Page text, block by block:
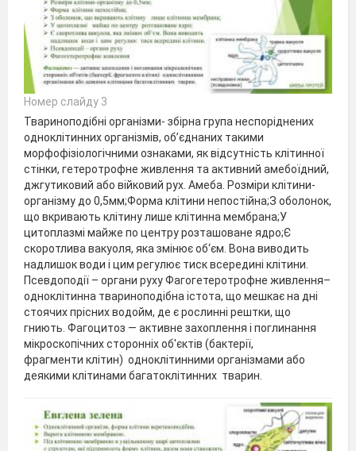
Номер слайду 3
Твариноподібні організми- збірна група неспоріднених
одноклітинних організмів, об’єднаних такими
морфофізіологічними ознаками, як відсутність клітинної
стінки, гетеротрофне живлення та активний амебоїдний,
джгутиковий або війковий рух. Амеба. Розміри клітини-
організму до 0,5мм;Форма клітини непостійна;З оболонок,
що вкривають клітину лише клітинна мембрана;У
цитоплазмі майже по центру розташоване ядро;Є
скоротлива вакуоля, яка змінює об‘єм. Вона виводить
надлишок води і цим регулює тиск всередині клітини.
Псевдоподії – органи руху Фагогетеротрофне живлення–
одноклітинна твариноподібна істота, що мешкає на дні
стоячих прісних водойм, де є рослинні рештки, що
гниють. Фагоцитоз — активне захоплення і поглинання
мікроскопічних сторонніх об'єктів (бактерії,
фрагменти клітин) одноклітинними організмами або
деякими клітинами багатоклітинних тварин.